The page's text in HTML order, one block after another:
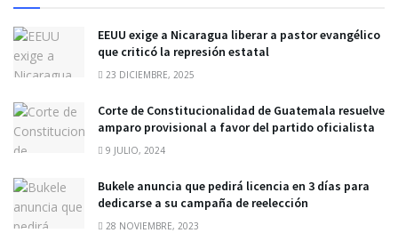
EEUU exige a Nicaragua liberar a pastor evangélico
que criticó la represión estatal
23 DICIEMBRE, 2025
Corte de Constitucionalidad de Guatemala resuelve
amparo provisional a favor del partido oficialista
9 JULIO, 2024
Bukele anuncia que pedirá licencia en 3 días para
dedicarse a su campaña de reelección
28 NOVIEMBRE, 2023